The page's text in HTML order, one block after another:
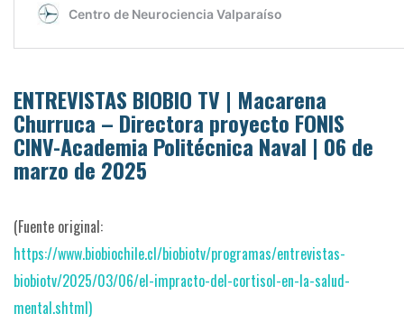
ENTREVISTAS BIOBIO TV | Macarena
Churruca – Directora proyecto FONIS
CINV-Academia Politécnica Naval | 06 de
marzo de 2025
(Fuente original:
https://www.biobiochile.cl/biobiotv/programas/entrevistas-
biobiotv/2025/03/06/el-impracto-del-cortisol-en-la-salud-
mental.shtml)